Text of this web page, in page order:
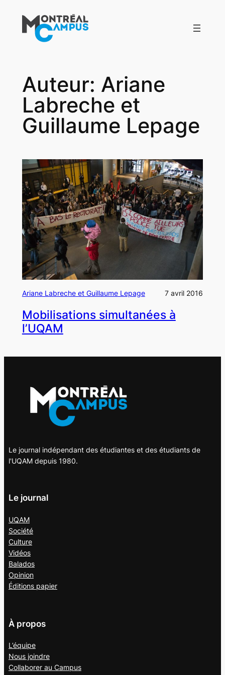
contenu
Auteur: Ariane
Labreche et
Guillaume Lepage
Ariane Labreche et Guillaume Lepage 7 avril 2016
Mobilisations simultanées à
l’UQAM
Le journal indépendant des étudiantes et des étudiants de
l'UQAM depuis 1980.
Le journal
UQAM
Société
Culture
Vidéos
Balados
Opinion
Éditions papier
À propos
L’équipe
Nous joindre
Collaborer au Campus